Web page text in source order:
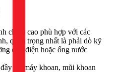
chiều cao phù hợp với các
quan trọng nhất là phải dò kỹ
dây điện hoặc ống nước
đủ máy khoan, mũi khoan